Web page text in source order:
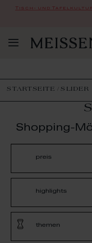
Tisch- und Tafelkultur
Inhalt
Navigation
STARTSEITE SLIDER
Shopping-
preis
highlights
themen